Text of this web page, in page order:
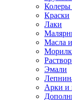
Колеры
Краски
Лаки
Масла
Эмали
Арки и